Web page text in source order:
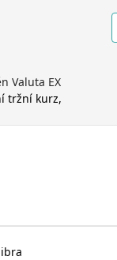
Valuta EX
tržní kurz,